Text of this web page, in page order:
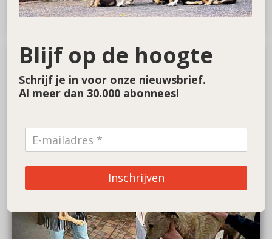
Blijf op de hoogte
Schrijf je in voor onze nieuwsbrief.
Al meer dan 30.000 abonnees!
Inschrijven